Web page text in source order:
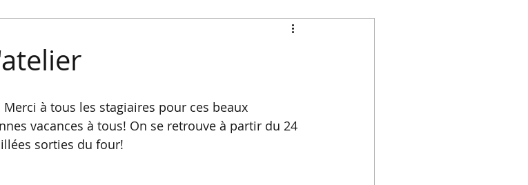
à tous les stagiaires pour ces beaux
vacances à tous! On se retrouve à partir du 24
sorties du four!